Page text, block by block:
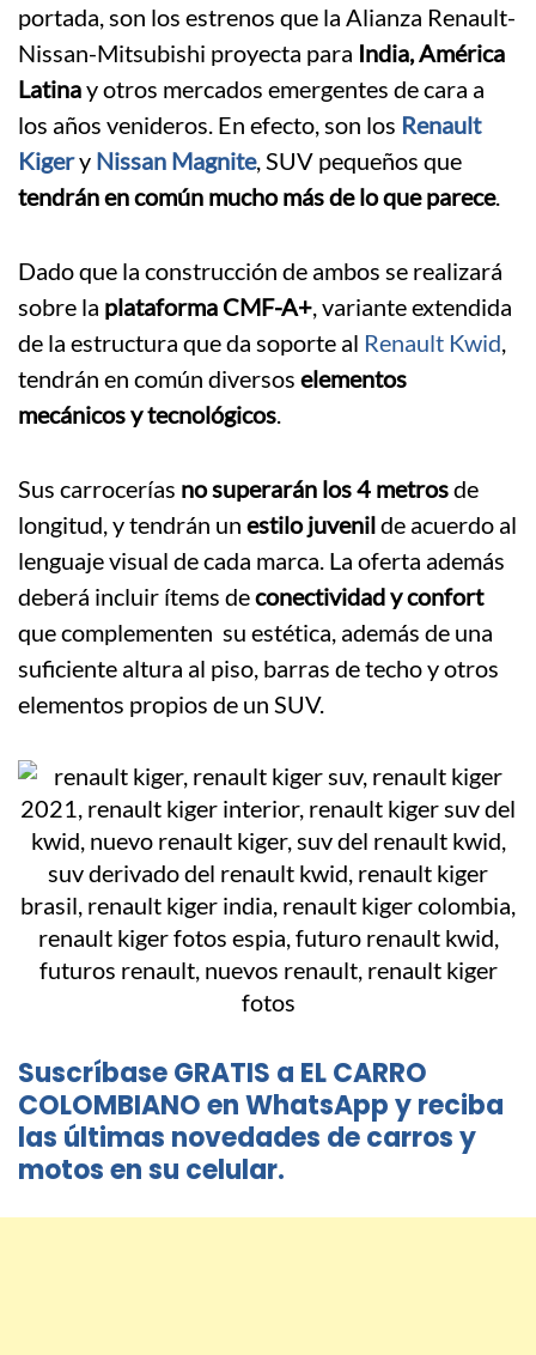
portada, son los estrenos que la Alianza Renault-
Nissan-Mitsubishi proyecta para India, América
Latinay otros mercados emergentes de cara a
los años venideros. En efecto, son los Renault
Kigery Nissan Magnite, SUV pequeños que
tendrán en común mucho más de lo que parece.
Dado que la construcción de ambos se realizará
sobre la plataforma CMF-A+, variante extendida
de la estructura que da soporte al Renault Kwid,
tendrán en común diversos elementos
mecánicos y tecnológicos.
Sus carrocerías no superarán los 4 metrosde
longitud, y tendrán un estilo juvenilde acuerdo al
lenguaje visual de cada marca. La oferta además
deberá incluir ítems deconectividad y confort
que complementen su estética, además de una
suficiente altura al piso, barras de techo y otros
elementos propios de un SUV.
Suscríbase GRATIS a EL CARRO
COLOMBIANO en WhatsApp y reciba
las últimas novedades de carros y
motos en su celular.